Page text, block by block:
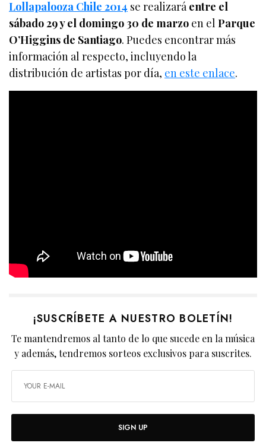
Lollapalooza Chile 2014 se realizará entre el
sábado 29 y el domingo 30 de marzo en elParque
O’Higgins de Santiago. Puedes encontrar más
información al respecto, incluyendo la
distribución de artistas por día, en este enlace.
¡SUSCRÍBETE A NUESTRO BOLETÍN!
Te mantendremos al tanto de lo que sucede en la música
y además, tendremos sorteos exclusivos para suscrites.
SIGN UP